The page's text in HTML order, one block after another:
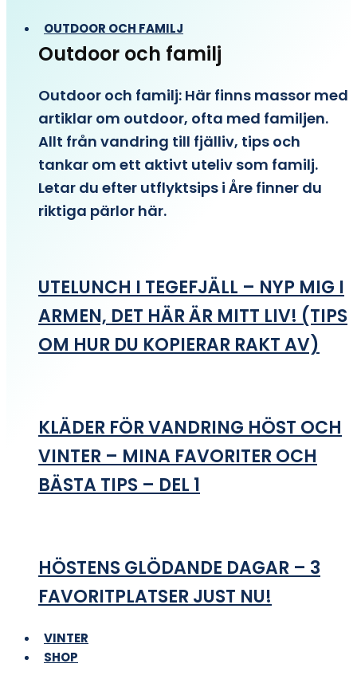
OUTDOOR OCH FAMILJ
Outdoor och familj
Outdoor och familj: Här finns massor med
artiklar om outdoor, ofta med familjen.
Allt från vandring till fjälliv, tips och
tankar om ett aktivt uteliv som familj.
Letar du efter utflyktsips i Åre finner du
riktiga pärlor här.
UTELUNCH I TEGEFJÄLL – NYP MIG I
ARMEN, DET HÄR ÄR MITT LIV! (TIPS
OM HUR DU KOPIERAR RAKT AV)
KLÄDER FÖR VANDRING HÖST OCH
VINTER – MINA FAVORITER OCH
BÄSTA TIPS – DEL 1
HÖSTENS GLÖDANDE DAGAR – 3
FAVORITPLATSER JUST NU!
VINTER
SHOP